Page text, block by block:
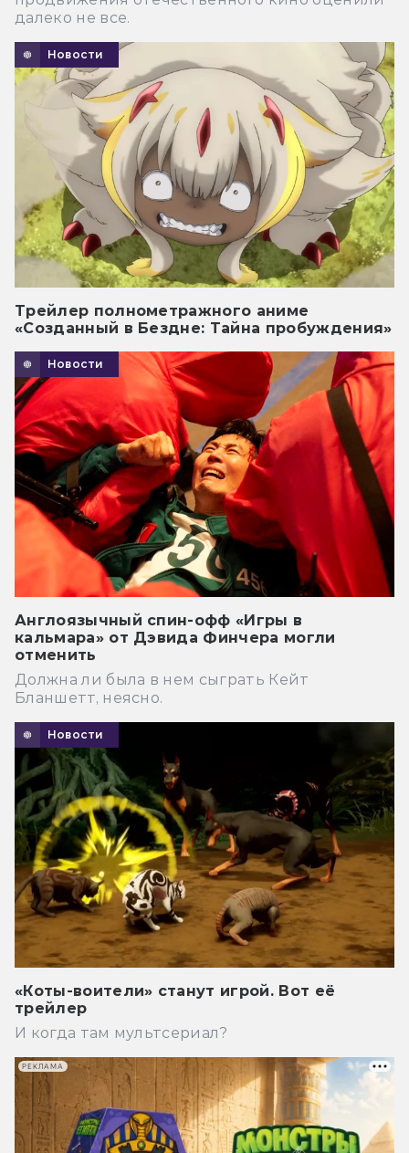
далеко не все.
Новости
Трейлер полнометражного аниме
«Созданный в Бездне: Тайна пробуждения»
Новости
Англоязычный спин-офф «Игры в
кальмара» от Дэвида Финчера могли
отменить
Должна ли была в нем сыграть Кейт
Бланшетт, неясно.
Новости
«Коты-воители» станут игрой. Вот её
трейлер
И когда там мультсериал?
РЕКЛАМА